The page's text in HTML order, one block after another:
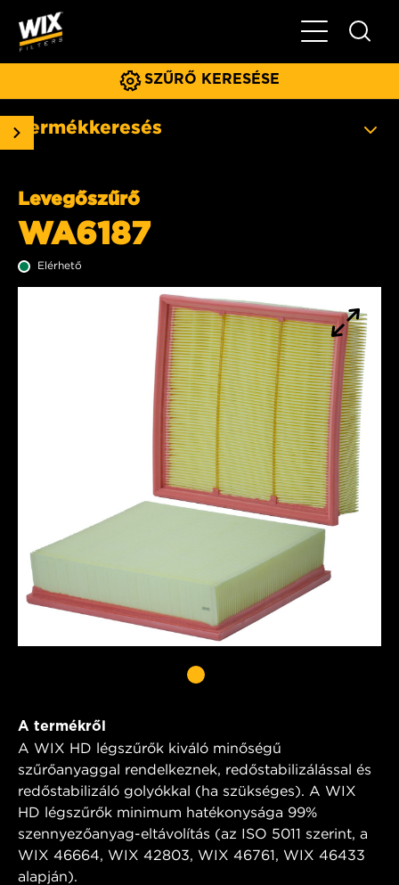
Főmenü
SZŰRŐ KERESÉSE
Termékkeresés
Levegőszűrő
WA6187
Elérhető
A termékről
A WIX HD légszűrők kiváló minőségű
szűrőanyaggal rendelkeznek, redőstabilizálással és
redőstabilizáló golyókkal (ha szükséges). A WIX
HD légszűrők minimum hatékonysága 99%
szennyezőanyag-eltávolítás (az ISO 5011 szerint, a
WIX 46664, WIX 42803, WIX 46761, WIX 46433
alapján).